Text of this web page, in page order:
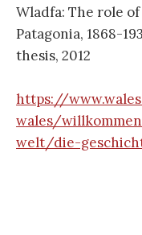
Wladfa: The role
Patagonia, 1868-
thesis, 2012
https://
wales/
welt/die-